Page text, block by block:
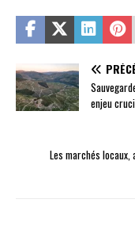
enjeu
Les marchés